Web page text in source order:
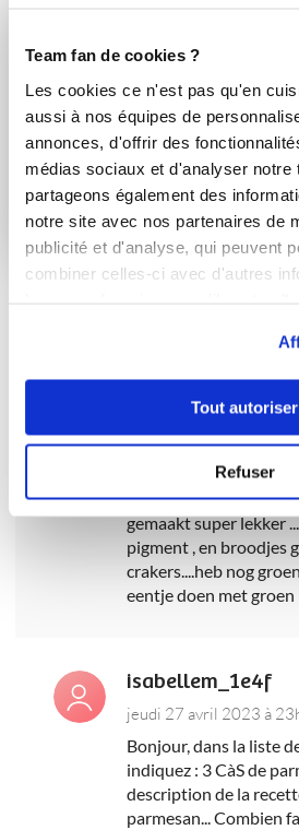
Team fan de cookies ?
Les cookies ce n'est pas qu'en
aussi à nos équipes de
annonces, d'offrir des
médias sociaux et d'analyser notre
partageons également des
notre site avec nos partenaires de
publicité et d'analyse, qui peuvent
combiner celles-ci avec d'autres
Tout autoriser
Refuser
Vous souhaitez
?
Connectez-vous ou
Se connecter
11
gemaakt super lekker
pigment , en broodjes
crakers....heb nog
eentje doen met groen
isabellem_1e4f
jeudi 27 avril 2023 à
Bonjour, dans la liste
indiquez : 3 CàS de
description de la
parmesan... Combien